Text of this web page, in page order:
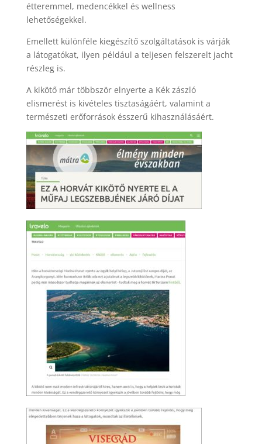
étteremmel, medencékkel és wellness
lehetőségekkel.
Emellett különféle kiegészítő szolgáltatások is várják
a látogatókat, ilyen például a teljesen felszerelt jacht
részleg is.
A kikötő már többször elnyerte a Kék zászló
elismerést is kivételes tisztaságáért, valamint a
természeti erőforrások ésszerű kihasználásáért.